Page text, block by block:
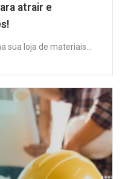
atrair e
sua loja de materiais...